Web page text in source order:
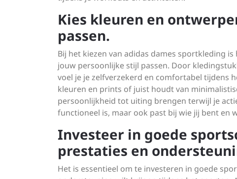
Kies kleuren en
passen.
Bij het kiezen van adidas dames sportkleding
jouw persoonlijke stijl passen. Door
voel je je zelfverzekerd en comfortabel tijdens
kleuren en prints of juist houdt van
persoonlijkheid tot uiting brengen terwijl je
functioneel is, maar ook past bij wie jij bent en
Investeer in goede
prestaties en
Het is essentieel om te investeren in goede